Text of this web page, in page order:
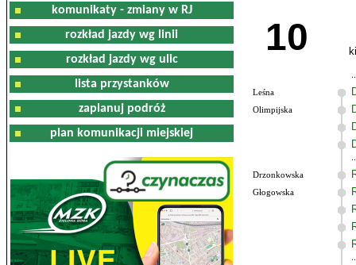
komunikaty - zmiany w RJ
rozkład jazdy wg linii
rozkład jazdy wg ulic
lista przystanków
zaplanuj podróż
plan komunikacji miejskiej
10
Leśna
Olimpijska
Drzonkowska
Głogowska